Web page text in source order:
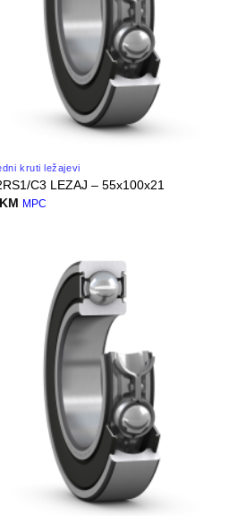
kruti ležajevi
C3 LEZAJ – 55x100x21
KM MPC